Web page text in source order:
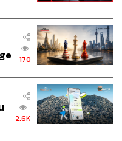
170
2.6K